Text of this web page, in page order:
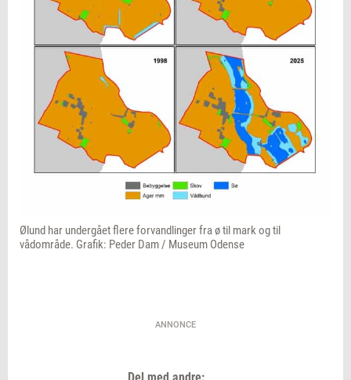
Ølund har undergået flere forvandlinger fra ø til mark og til
vådområde. Grafik: Peder Dam / Museum Odense
ANNONCE